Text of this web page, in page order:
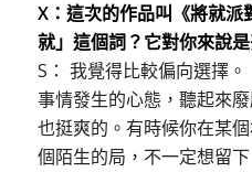
X：這次的作品叫《將就派
就」這個詞？它對你來說
S： 我覺得比較偏向選擇
事情發生的心態，聽起來
也挺爽的。有時候你在某
個陌生的局，不一定想留